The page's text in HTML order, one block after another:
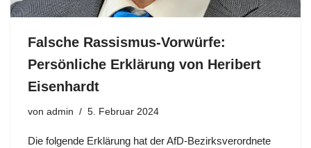
Falsche Rassismus-Vorwürfe:
Persönliche Erklärung von Heribert
Eisenhardt
von admin 5. Februar 2024
Die folgende Erklärung hat der AfD-Bezirksverordnete